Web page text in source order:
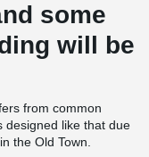
some
will be
from common
designed like that due
the Old Town.